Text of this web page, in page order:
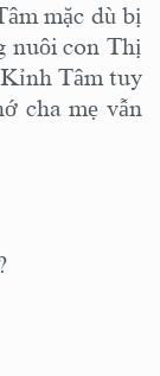
mặc dù bị
nuôi con Thị
Tâm tuy
cha mẹ vẫn